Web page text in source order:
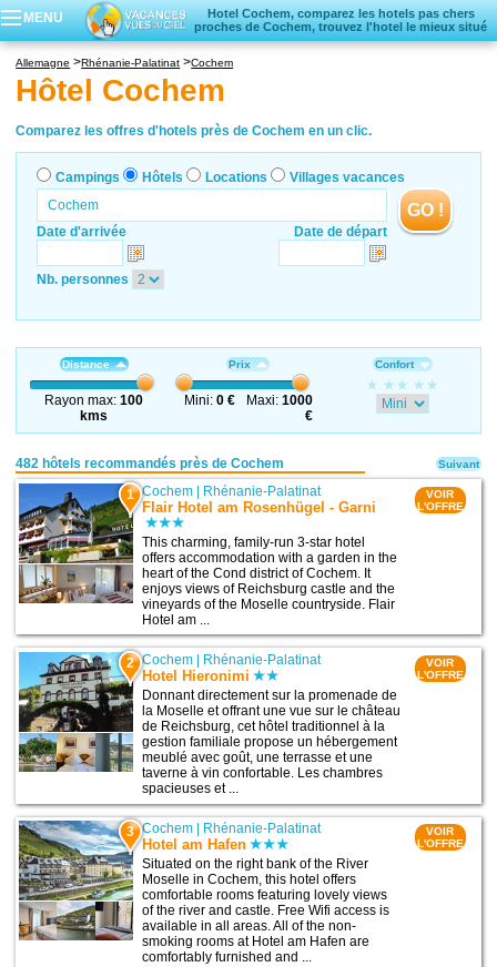
MENU
Hotel Cochem, comparez les hotels pas chers
proches de Cochem, trouvez l'hotel le mieux situé
Locations vacances
Villages vacances
Allemagne Rhénanie-Palatinat Cochem
Hôtel Cochem
Comparez les offres d'hotels près de Cochem en un clic.
Campings Hôtels Locations Villages vacances
Date d'arrivée Date de départ
GO !
Nb. personnes
Distance
Rayon max:100
kms
Prix
Mini: 0 € Maxi:1000
€
Confort
482 hôtels recommandés près de Cochem
1 Cochem | Rhénanie-Palatinat
Flair Hotel am Rosenhügel - Garni
This charming, family-run 3-star hotel
offers accommodation with a garden in the
heart of the Cond district of Cochem. It
enjoys views of Reichsburg castle and the
vineyards of the Moselle countryside. Flair
Hotel am ...
VOIR
L'OFFRE
2 Cochem Rhénanie-Palatinat
Hotel Hieronimi
Donnant directement sur la promenade de
la Moselle et offrant une vue sur le château
de Reichsburg, cet hôtel traditionnel à la
gestion familiale propose un hébergement
meublé avec goût, une terrasse et une
taverne à vin confortable. Les chambres
spacieuses et ...
VOIR
L'OFFRE
3 Cochem Rhénanie-Palatinat
Hotel am Hafen
Situated on the right bank of the River
Moselle in Cochem, this hotel offers
comfortable rooms featuring lovely views
of the river and castle. Free Wifi access is
available in all areas. All of the non-
smoking rooms at Hotel am Hafen are
comfortably furnished and ...
VOIR
L'OFFRE
Suivant